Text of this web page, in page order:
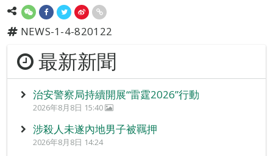
NEWS-1-4-820122
最新新聞
治安警察局持續開展“雷霆2026”行動
2026年8月8日 15:40
涉殺人未遂內地男子被羈押
2026年8月8日 14:24